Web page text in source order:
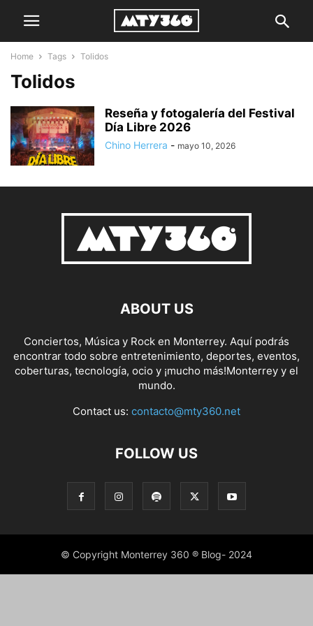
Home Tags Tolidos
Tolidos
Reseña y fotogalería del Festival
Día Libre 2026
Chino Herrera - mayo 10, 2026
ABOUT US
Conciertos, Música y Rock en Monterrey. Aquí podrás
encontrar todo sobre entretenimiento, deportes, eventos,
coberturas, tecnología, ocio y ¡mucho más!Monterrey y el
mundo.
Contact us: contacto@mty360.net
FOLLOW US
© Copyright Monterrey 360 ® Blog- 2024